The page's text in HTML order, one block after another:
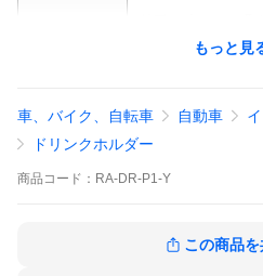
ペットボトルが安心
・適合車種以外の取付
く変更する場合が
誤った配線や使用方
もっと見
車、バイク、自転車 自動車
ドリンクホルダー
商品 コード： RA-DR-P1-Y
この商品